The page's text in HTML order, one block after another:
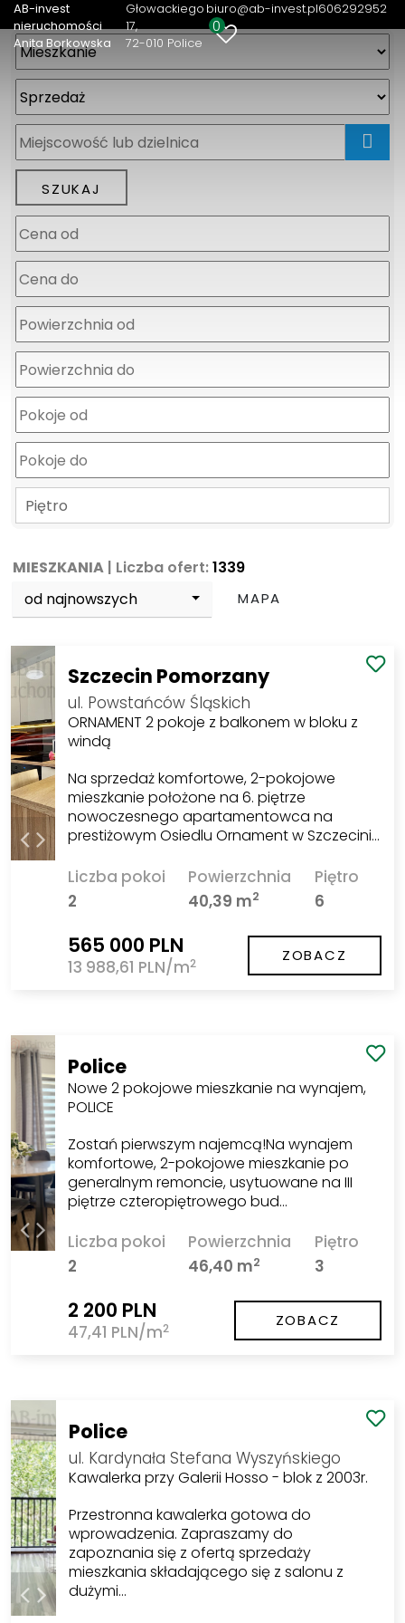
AB-invest
nieruchomości
Anita Borkowska
Głowackiego
17
72-010 Police
biuro@ab-invest.pl606292952
0
Piętro
MIESZKANIA | Liczba ofert:1339
od najnowszych
MAPA
Szczecin Pomorzany
ul. Powstańców Śląskich
ORNAMENT 2 pokoje z balkonem w bloku z
windą
Na sprzedaż komfortowe, 2-pokojowe
mieszkanie położone na 6. piętrze
nowoczesnego apartamentowca na
prestiżowym Osiedlu Ornament w Szczecini…
Liczba pokoi
2
Powierzchnia
40,39 m2
Piętro
6
565 000 PLN
13 988,61 PLN/m2 ZOBACZ
Police
Nowe 2 pokojowe mieszkanie na wynajem,
POLICE
Zostań pierwszym najemcą!Na wynajem
komfortowe, 2-pokojowe mieszkanie po
generalnym remoncie, usytuowane na III
piętrze czteropiętrowego bud…
Liczba pokoi
2
Powierzchnia
46,40 m2
Piętro
3
2 200 PLN
47,41 PLN/m2 ZOBACZ
Police
ul. Kardynała Stefana Wyszyńskiego
Kawalerka przy Galerii Hosso - blok z 2003r.
Przestronna kawalerka gotowa do
wprowadzenia. Zapraszamy do
zapoznania się z ofertą sprzedaży
mieszkania składającego się z salonu z
dużymi…